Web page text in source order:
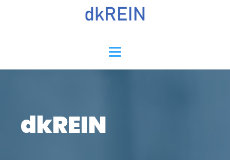
dkREIN